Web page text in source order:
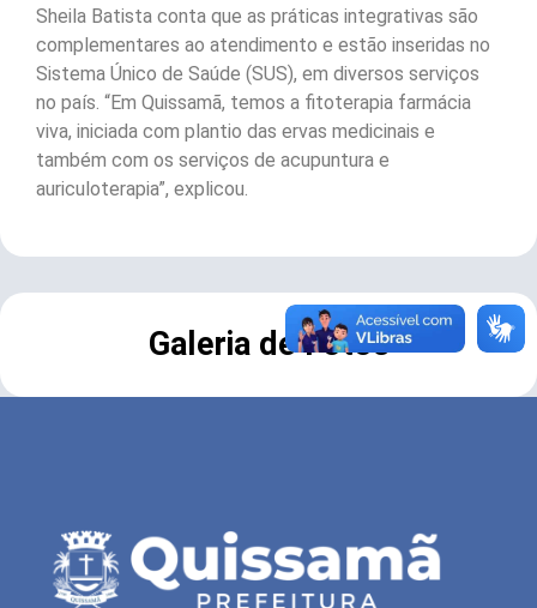
Sheila Batista conta que as práticas integrativas são
complementares ao atendimento e estão inseridas no
Sistema Único de Saúde (SUS), em diversos serviços
no país. “Em Quissamã, temos a fitoterapia farmácia
viva, iniciada com plantio das ervas medicinais e
também com os serviços de acupuntura e
auriculoterapia”, explicou.
Galeria de Fotos